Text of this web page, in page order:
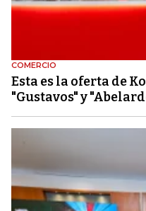
COMERCIO
Esta es la oferta de
"Gustavos" y